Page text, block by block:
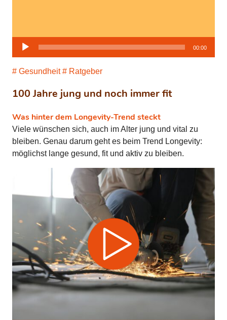
100 Jahre jung und noch immer fit
Was hinter dem Longevity-Trend steckt
Gesundheit Ratgeber
Audio-
00:00
Viele wünschen sich, auch im Alter jung und vital zu
bleiben. Genau darum geht es beim Trend Longevity:
möglichst lange gesund, fit und aktiv zu bleiben.